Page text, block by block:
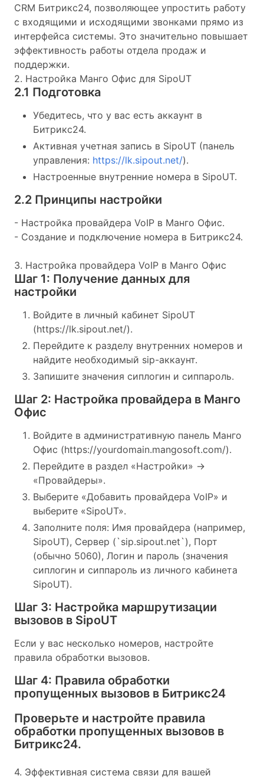
CRM Битрикс24, позволяющее упростить работу
с входящими и исходящими звонками прямо из
интерфейса системы. Это значительно повышает
эффективность работы отдела продаж и
поддержки.
2. Настройка Манго Офис для SipoUT
2.1 Подготовка
Убедитесь, что у вас есть аккаунт в
Битрикс24.
Активная учетная запись в SipoUT (панель
управления: https://lk.sipout.net/).
Настроенные внутренние номера в SipoUT.
2.2 Принципы настройки
- Настройка провайдера VoIP в Манго Офис.
- Создание и подключение номера в Битрикс24.
3. Настройка провайдера VoIP в Манго Офис
Шаг 1: Получение данных для
настройки
Войдите в личный кабинет SipoUT
(https://lk.sipout.net/).
Перейдите к разделу внутренних номеров и
найдите необходимый sip-аккаунт.
Запишите значения сиплогин и сиппароль.
Шаг 2: Настройка провайдера в Манго
Офис
Войдите в административную панель Манго
Офис (https://yourdomain.mangosoft.com/).
Перейдите в раздел «Настройки» ->
«Провайдеры».
Выберите «Добавить провайдера VoIP» и
выберите «SipoUT».
Заполните поля: Имя провайдера (например,
SipoUT), Сервер (`sip.sipout.net`), Порт
(обычно 5060), Логин и пароль (значения
сиплогин и сиппароль из личного кабинета
SipoUT).
Шаг 3: Настройка маршрутизации
вызовов в SipoUT
Если у вас несколько номеров, настройте
правила обработки вызовов.
Шаг 4: Правила обработки
пропущенных вызовов в Битрикс24
Проверьте и настройте правила
обработки пропущенных вызовов в
Битрикс24.
4. Эффективная система связи для вашей